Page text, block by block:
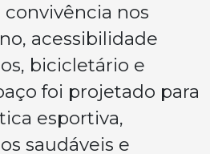
nos
acessibilidade
bicicletário e
foi projetado para
esportiva,
saudáveis e